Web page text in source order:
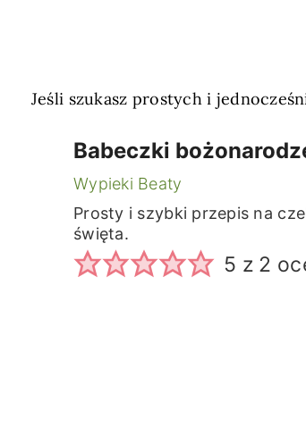
Jeśli szukasz prostych i
Babeczki
Wypieki Beaty
Prosty i szybki przepis na
święta.
5 z 2